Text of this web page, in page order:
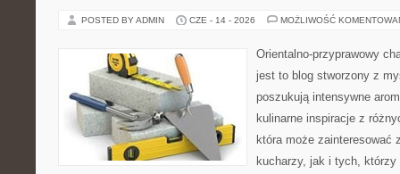
POSTED BY ADMIN CZE - 14 - 2026 MOŻLIWOŚĆ
Orientalno-przyprawowy
jest to blog stworzony z
poszukują intensywne
kulinarne inspiracje z
która może zainteresować
kucharzy, jak i tych, którzy